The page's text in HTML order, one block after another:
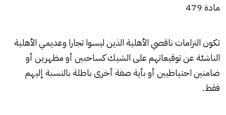
مادة 479
تكون التزامات ناقصي الأهلية الذين ليسوا تجارا وعديمي الأهلية
الناشئة عن توقيعاتهم على الشيك كساحبين أو مظهرين أو
ضامنين احتياطيين أو بأية صفة أخرى باطلة بالنسبة إليهم
فقط.